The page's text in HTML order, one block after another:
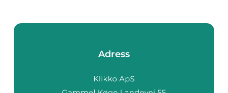
Adress